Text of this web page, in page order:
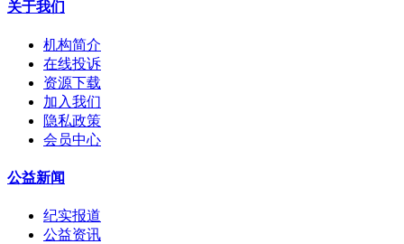
关于我们
机构简介
在线投诉
资源下载
加入我们
隐私政策
会员中心
公益新闻
纪实报道
公益资讯